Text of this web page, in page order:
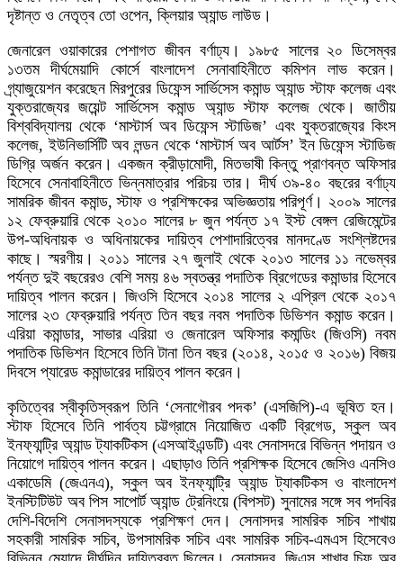
দৃষ্টান্ত ও নেতৃত্ব তো ওপেন, ক্লিয়ার অ্যান্ড লাউড।
জেনারেল ওয়াকারের পেশাগত জীবন বর্ণাঢ্য। ১৯৮৫ সালের ২০ ডিসেম্বর
১৩তম দীর্ঘমেয়াদি কোর্সে বাংলাদেশ সেনাবাহিনীতে কমিশন লাভ করেন।
গ্র্যাজুয়েশন করেছেন মিরপুরের ডিফেন্স সার্ভিসেস কমান্ড অ্যান্ড স্টাফ কলেজ এবং
যুক্তরাজ্যের জয়েন্ট সার্ভিসেস কমান্ড অ্যান্ড স্টাফ কলেজ থেকে। জাতীয়
বিশ্ববিদ্যালয় থেকে ‘মাস্টার্স অব ডিফেন্স স্টাডিজ’ এবং যুক্তরাজ্যের কিংস
কলেজ, ইউনিভার্সিটি অব লন্ডন থেকে ‘মাস্টার্স অব আর্টস’ ইন ডিফেন্স স্টাডিজ
ডিগ্রি অর্জন করেন। একজন ক্রীড়ামোদী, মিতভাষী কিন্তু প্রাণবন্ত অফিসার
হিসেবে সেনাবাহিনীতে ভিন্নমাত্রার পরিচয় তার। দীর্ঘ ৩৯-৪০ বছরের বর্ণাঢ্য
সামরিক জীবন কমান্ড, স্টাফ ও প্রশিক্ষকের অভিজ্ঞতায় পরিপূর্ণ। ২০০৯ সালের
১২ ফেব্রুয়ারি থেকে ২০১০ সালের ৮ জুন পর্যন্ত ১৭ ইস্ট বেঙ্গল রেজিমেন্টের
উপ-অধিনায়ক ও অধিনায়কের দায়িত্ব পেশাদারিত্বের মানদণ্ডে সংশ্লিষ্টদের
কাছে। স্মরণীয়। ২০১১ সালের ২৭ জুলাই থেকে ২০১৩ সালের ১১ নভেম্বর
পর্যন্ত দুই বছরেরও বেশি সময় ৪৬ স্বতন্ত্র পদাতিক ব্রিগেডের কমান্ডার হিসেবে
দায়িত্ব পালন করেন। জিওসি হিসেবে ২০১৪ সালের ২ এপ্রিল থেকে ২০১৭
সালের ২৩ ফেব্রুয়ারি পর্যন্ত তিন বছর নবম পদাতিক ডিভিশন কমান্ড করেন।
এরিয়া কমান্ডার, সাভার এরিয়া ও জেনারেল অফিসার কমান্ডিং (জিওসি) নবম
পদাতিক ডিভিশন হিসেবে তিনি টানা তিন বছর (২০১৪, ২০১৫ ও ২০১৬) বিজয়
দিবসে প্যারেড কমান্ডারের দায়িত্ব পালন করেন।
কৃতিত্বের স্বীকৃতিস্বরূপ তিনি ‘সেনাগৌরব পদক’ (এসজিপি)-এ ভূষিত হন।
স্টাফ হিসেবে তিনি পার্বত্য চট্টগ্রামে নিয়োজিত একটি ব্রিগেড, স্কুল অব
ইনফ্যান্ট্রি অ্যান্ড ট্যাকটিকস (এসআইএন্ডটি) এবং সেনাসদরে বিভিন্ন পদায়ন ও
নিয়োগে দায়িত্ব পালন করেন। এছাড়াও তিনি প্রশিক্ষক হিসেবে জেসিও এনসিও
একাডেমি (জেএনএ), স্কুল অব ইনফ্যান্ট্রি অ্যান্ড ট্যাকটিকস ও বাংলাদেশ
ইনস্টিটিউট অব পিস সাপোর্ট অ্যান্ড ট্রেনিংয়ে (বিপসট) সুনামের সঙ্গে সব পদবির
দেশি-বিদেশি সেনাসদস্যকে প্রশিক্ষণ দেন। সেনাসদর সামরিক সচিব শাখায়
সহকারী সামরিক সচিব, উপসামরিক সচিব এবং সামরিক সচিব-এমএস হিসেবেও